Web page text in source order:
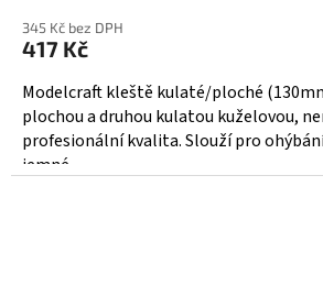
345 Kč bez DPH
417 Kč
Modelcraft kleště kulaté/ploché
plochou a druhou kulatou kuželovou,
profesionální kvalita. Slouží pro
jemné...